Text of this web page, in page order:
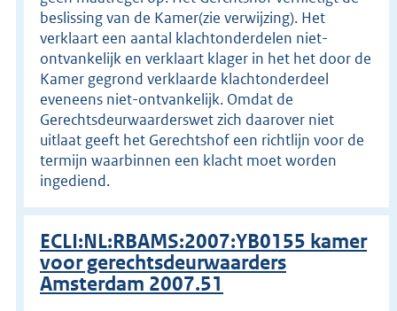
beslissing van de Kamer(zie verwijzing). Het
verklaart een aantal klachtonderdelen niet-
ontvankelijk en verklaart klager in het het door de
Kamer gegrond verklaarde klachtonderdeel
eveneens niet-ontvankelijk. Omdat de
Gerechtsdeurwaarderswet zich daarover niet
uitlaat geeft het Gerechtshof een richtlijn voor de
termijn waarbinnen een klacht moet worden
ingediend.
ECLI:NL:RBAMS:2007:YB0155 kamer
voor gerechtsdeurwaarders
Amsterdam 2007.51